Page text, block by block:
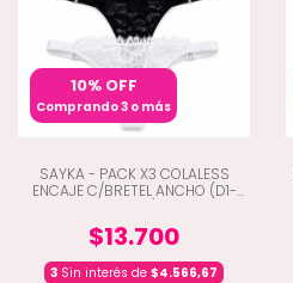
10% OFF
Comprando 3 o más
SAYKA - PACK X3 COLALESS
ENCAJE C/BRETEL ANCHO (D1-
$13.700
3 Sin interés de $4.566,67